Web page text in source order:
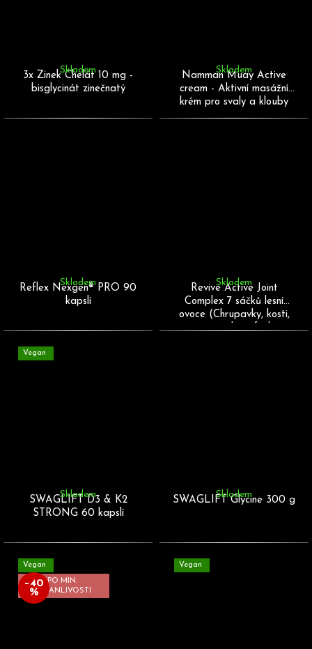
3x Zinek Chelát 10 mg -
bisglycinát zinečnatý
Skladem
Namman Muay Active
cream - Aktivní masážní
krém pro svaly a klouby
Skladem
Reflex Nexgen® PRO 90
kapslí
Skladem
Revive Active Joint
Complex 7 sáčků lesní
ovoce (Chrupavky, kosti,
Skladem
Vegan
SWAGLIFT D3 & K2
STRONG 60 kapslí
Skladem
SWAGLIFT Glycine 300 g
Skladem
Vegan
PO MIN.
TRVANLIVOSTI
–40
%
Vegan